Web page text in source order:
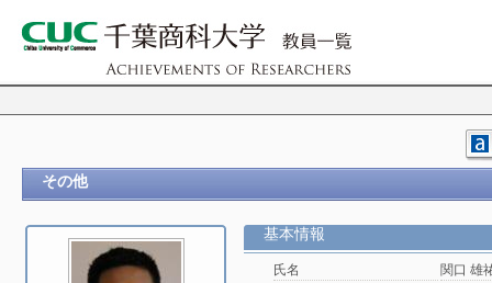
その他
基本情報
氏名
関口 雄